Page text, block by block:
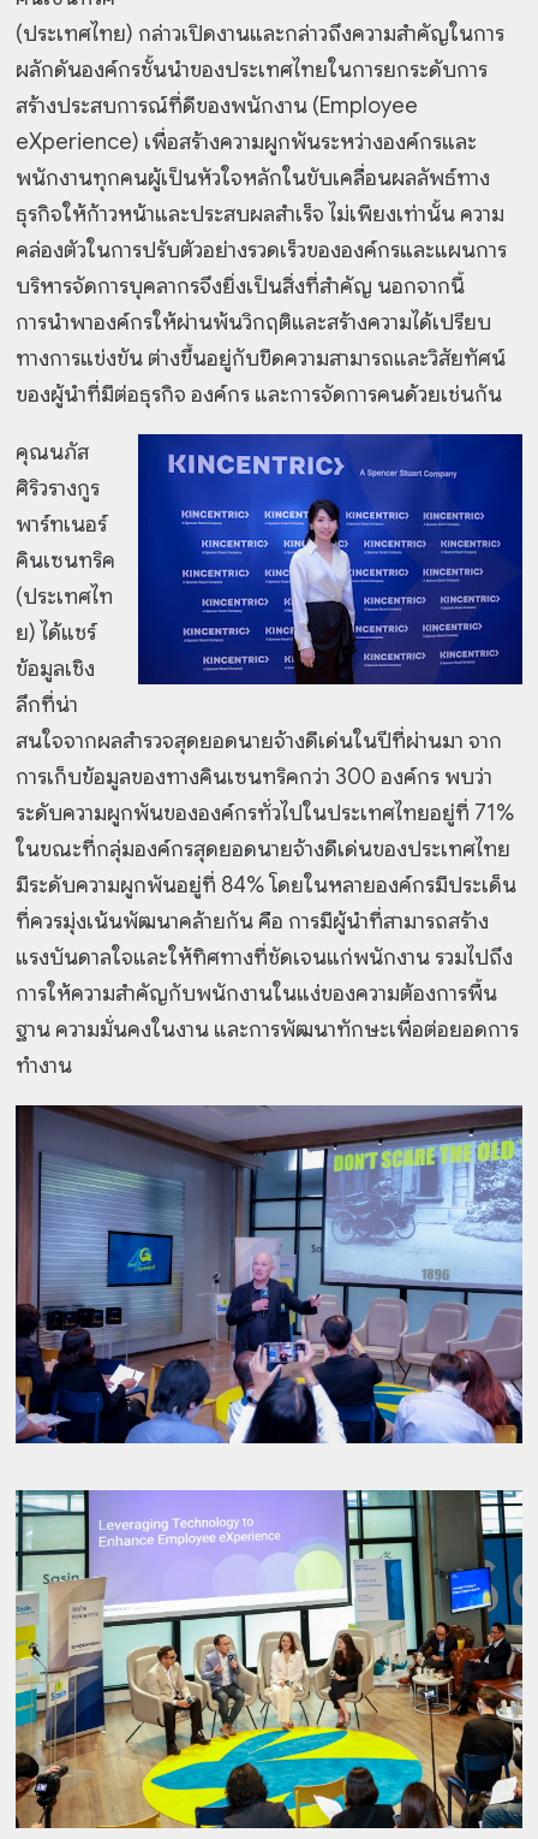
(ประเทศไทย) กล่าวเปิดงานและกล่าวถึงความสำคัญในการ
ผลักดันองค์กรชั้นนำของประเทศไทยในการยกระดับการ
สร้างประสบการณ์ที่ดีของพนักงาน (Employee
eXperience) เพื่อสร้างความผูกพันระหว่างองค์กรและ
พนักงานทุกคนผู้เป็นหัวใจหลักในขับเคลื่อนผลลัพธ์ทาง
ธุรกิจให้ก้าวหน้าและประสบผลสำเร็จ ไม่เพียงเท่านั้น ความ
คล่องตัวในการปรับตัวอย่างรวดเร็วขององค์กรและแผนการ
บริหารจัดการบุคลากรจึงยิ่งเป็นสิ่งที่สำคัญ นอกจากนี้
การนำพาองค์กรให้ผ่านพ้นวิกฤติและสร้างความได้เปรียบ
ทางการแข่งขัน ต่างขึ้นอยู่กับขีดความสามารถและวิสัยทัศน์
ของผู้นำที่มีต่อธุรกิจ องค์กร และการจัดการคนด้วยเช่นกัน
คุณนภัส
ศิริวรางกูร
พาร์ทเนอร์
คินเซนทริค
(ประเทศไท
ย) ได้แชร์
ข้อมูลเชิง
ลึกที่น่า
สนใจจากผลสำรวจสุดยอดนายจ้างดีเด่นในปีที่ผ่านมา จาก
การเก็บข้อมูลของทางคินเซนทริคกว่า 300 องค์กร พบว่า
ระดับความผูกพันขององค์กรทั่วไปในประเทศไทยอยู่ที่ 71%
ในขณะที่กลุ่มองค์กรสุดยอดนายจ้างดีเด่นของประเทศไทย
มีระดับความผูกพันอยู่ที่ 84% โดยในหลายองค์กรมีประเด็น
ที่ควรมุ่งเน้นพัฒนาคล้ายกัน คือ การมีผู้นำที่สามารถสร้าง
แรงบันดาลใจและให้ทิศทางที่ชัดเจนแก่พนักงาน รวมไปถึง
การให้ความสำคัญกับพนักงานในแง่ของความต้องการพื้น
ฐาน ความมั่นคงในงาน และการพัฒนาทักษะเพื่อต่อยอดการ
ทำงาน